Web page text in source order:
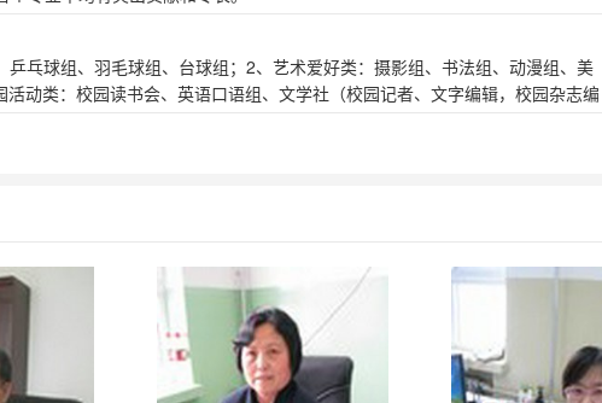
乓球组、羽毛球组、台球组；2、艺术爱好类：摄影组、书法组、动漫组、美
动类：校园读书会、英语口语组、文学社（校园记者、文字编辑，校园杂志编
理学兴趣小组、演讲与口才小组（演讲，辩论）；4、校外活动类：野外拓展训
儿院看望老人及儿童）、调查研究小组（进行各种调研活动）。
间和发展方向。
才有教育！有“严”才有好的教育！有“科学”才有健康的教育！
教，而是表现在学生自身体现出来的高素质。所以，为了增强学生的自觉性，
任心等综合能力，使孩子的整体素质在实践中得到发展和成长，剑桥中学特建
之间互相管理，相互监督，共同发展。